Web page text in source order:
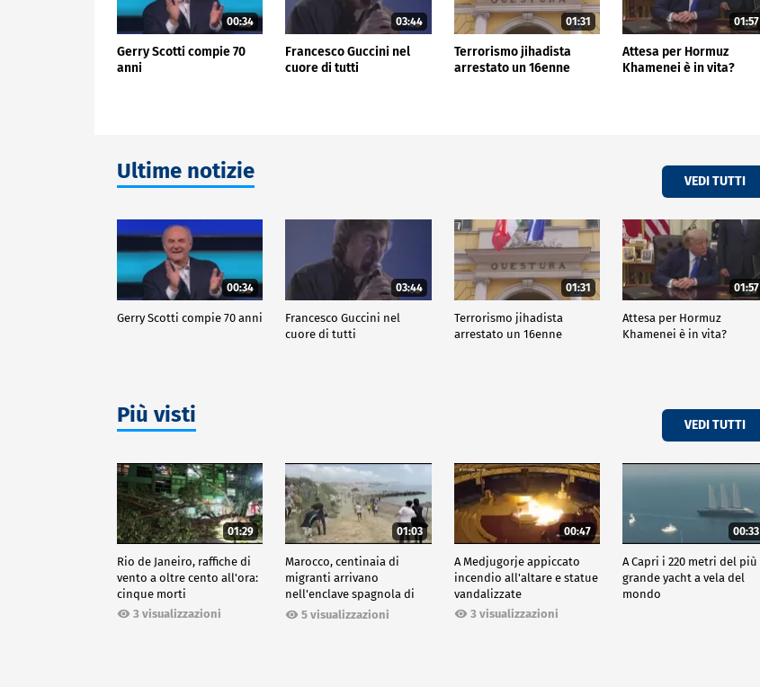
00:34
Gerry Scotti compie 70
anni
03:44
Francesco Guccini nel
cuore di tutti
01:31
Terrorismo jihadista
arrestato un 16enne
01:57
Attesa per Hormuz
Khamenei è in vita?
Ultime notizie VEDI TUTTI
00:34
Gerry Scotti compie 70 anni
03:44
Francesco Guccini nel
cuore di tutti
01:31
Terrorismo jihadista
arrestato un 16enne
01:57
Attesa per Hormuz
Khamenei è in vita?
Più visti VEDI TUTTI
01:29
Rio de Janeiro, raffiche di
vento a oltre cento all'ora:
cinque morti
3 visualizzazioni
01:03
Marocco, centinaia di
migranti arrivano
nell'enclave spagnola di
Ceuta5 visualizzazioni
00:47
A Medjugorje appiccato
incendio all'altare e statue
vandalizzate
3 visualizzazioni
00:33
A Capri i 220 metri del più
grande yacht a vela del
mondo